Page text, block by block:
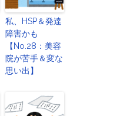
私、HSP＆発達
障害かも
【No.28：美容
院が苦手＆変な
思い出】